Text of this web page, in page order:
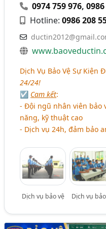
0974 759 976,
Hotline:0986 208
Dịch Vụ Bảo Vệ Sự Kiện
24/24!
☑ Cam kết:
- Đội ngũ nhân viên bảo
năng, kỹ thuật cao
- Dịch vụ 24h, đảm bảo
Dịch vụ bảo vệ Dịch vụ